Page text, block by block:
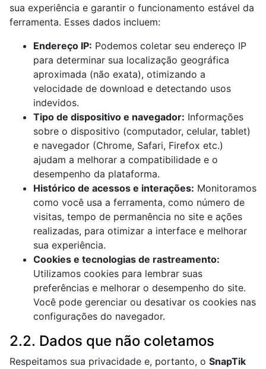
sua experiência e garantir o funcionamento estável da
ferramenta. Esses dados incluem:
Endereço IP: Podemos coletar seu endereço IP
para determinar sua localização geográfica
aproximada (não exata), otimizando a
velocidade de download e detectando usos
indevidos.
Tipo de dispositivo e navegador: Informações
sobre o dispositivo (computador, celular, tablet)
e navegador (Chrome, Safari, Firefox etc.)
ajudam a melhorar a compatibilidade e o
desempenho da plataforma.
Histórico de acessos e interações: Monitoramos
como você usa a ferramenta, como número de
visitas, tempo de permanência no site e ações
realizadas, para otimizar a interface e melhorar
sua experiência.
Cookies e tecnologias de rastreamento:
Utilizamos cookies para lembrar suas
preferências e melhorar o desempenho do site.
Você pode gerenciar ou desativar os cookies nas
configurações do navegador.
2.2. Dados que não coletamos
Respeitamos sua privacidade e, portanto, o SnapTik